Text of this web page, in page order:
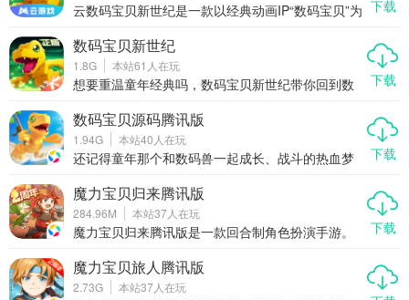
云数码宝贝新世纪是一款以经典动画IP“数码宝贝”为
发。这款游戏不仅还原了原作动画的经典剧情，还
创新性地加入了生态玩法和策略战斗系统，让玩家
能够沉浸在一个全新的数码宝贝世界中。游戏历时
三年精心打磨，版权方全程参与策划监修，确保了
下载
数码宝贝新世纪
1.8G 本站61 人在玩
想要重温童年经典吗，数码宝贝新世纪带你回到数
面效果也很精致，云游戏技术加持，不用下载大文
件，随时都能玩，体验非常流畅，快来加入冒险
吧。
下载
数码宝贝源码腾讯版
1.94G 本站40 人在玩
还记得童年那个和数码兽一起成长、战斗的热血梦
玩法与情怀回归，不仅还原了我们记忆中的经典元
素，更在玩法和画面上进行了全面升级。这一次，
你不再是旁观者，而是真正的被选召者，在广阔的
数码世界中展开属于自己的冒险旅程。
下载
魔力宝贝归来腾讯版
284.96M 本站37人在玩
魔力宝贝归来腾讯版是一款回合制角色扮演手游。
觉。核心玩法就是抓宠物，打副本。玩家进入体验
后，能体验到熟悉的法兰城。
下载
魔力宝贝旅人腾讯版
2.73G 本站37人在玩